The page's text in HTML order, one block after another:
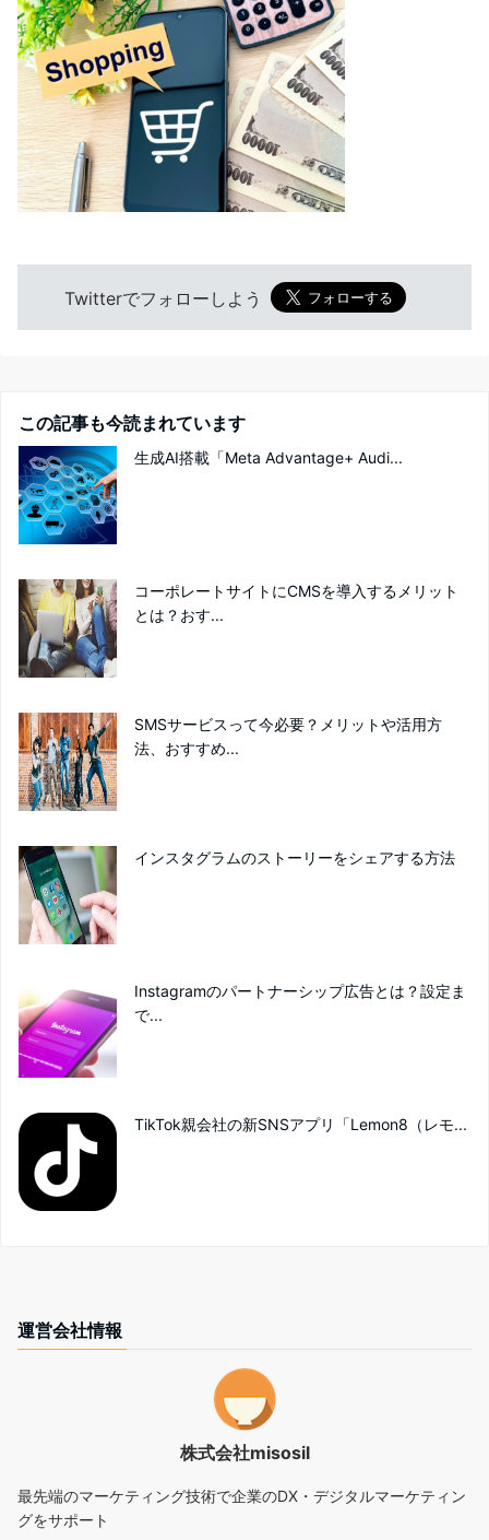
Twitterでフォローしよう
この記事も今読まれています
生成AI搭載「Meta Advantage+ Audi...
コーポレートサイトにCMSを導入するメリット
とは？おす...
SMSサービスって今必要？メリットや活用方
法、おすすめ...
インスタグラムのストーリーをシェアする方法
Instagramのパートナーシップ広告とは？設定ま
で...
TikTok親会社の新SNSアプリ「Lemon8（レモ...
運営会社情報
株式会社misosil
最先端のマーケティング技術で企業のDX・デジタルマーケティン
グをサポート